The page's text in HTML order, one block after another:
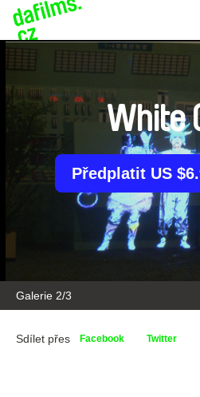
Galerie 2/3
White
Předplatit US
Sdílet přes Facebook Twitter